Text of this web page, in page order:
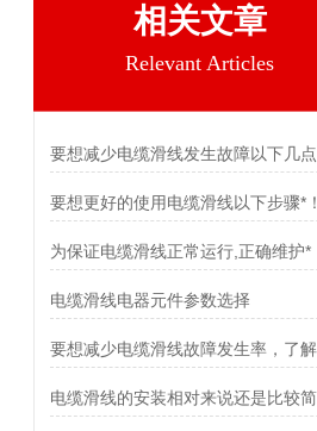
相关文章
Relevant Articles
要想更好的使用电缆滑线以下步骤*！
为保证电缆滑线正常运行,正确维护*
电缆滑线电器元件参数选择